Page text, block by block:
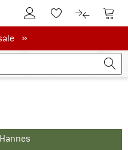
Til kundekontoenTil huskesedlen.
Til Til
sale »